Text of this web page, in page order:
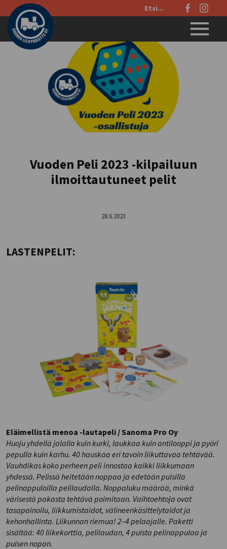
Etsi
sivustolta:
Vuoden Peli 2023 -kilpailuun
ilmoittautuneet pelit
28.6.2023
LASTENPELIT:
Eläimellistä menoa -lautapeli / Sanoma Pro Oy
Huoju yhdellä jalalla kuin kurki, laukkaa kuin antilooppi ja pyöri
pepulla kuin karhu. 40 hauskaa eri tavoin liikuttavaa tehtävää.
Vauhdikas koko perheen peli innostaa kaikki liikkumaan
yhdessä. Pelissä heitetään noppaa ja edetään puisilla
pelinappuloilla pelilaudalla. Noppaluku määrää, minkä
värisestä pakasta tehtävä poimitaan. Vaihtoehtoja ovat
tasapainoilu, liikkumistaidot, välineenkäsittelytaidot ja
kehonhallinta. Liikunnan riemua! 2–4 pelaajalle. Paketti
sisältää: 40 liikekorttia, pelilaudan, 4 puista pelinappulaa ja
puisen nopan.